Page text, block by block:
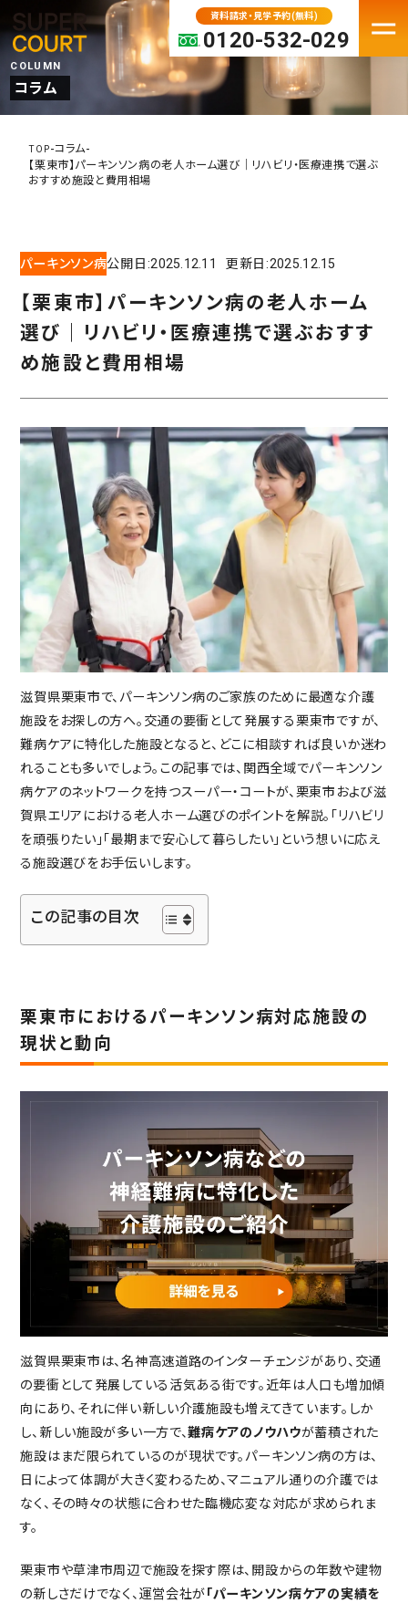
資料請求・見学予約(無料)
0120-532-029
京都の老人ホーム・介護施設
兵庫の老人ホーム・介護施設
奈良の老人ホーム・介護施設
滋賀の老人ホーム・介護施設
入居検討中の方へ
入居の流れ
お客様の声
見学レポート
よくある質問
不動産・相続のサポート（外部サ
ービス）
FEATURE
スーパー・コートの特徴
ホスピタリティ
安心の医療体制
認知症ケア
リハビリ・トレーニング
おいしい食事・水・空気
イベント・アクティビティ
社会からの評価
スーパー・コートについて
スーパー・コートとは
NEWS・INFORMATION
新着情報
コラム
施設ブログ
建築候補地募集のお知らせ
実務経験証明書発行の
手続きについて
重要事項説明書・
情報開示事項一覧
プライバシーポリシー
RECRUIT
トップページ
COLUMN
コラム
TOP-コラム-
【栗東市】パーキンソン病の老人ホーム選び｜リハビリ・医療連携で選ぶ
おすすめ施設と費用相場
パーキンソン病公開日:2025.12.11 更新日:2025.12.15
【栗東市】パーキンソン病の老人ホーム
選び｜リハビリ・医療連携で選ぶおすす
め施設と費用相場
滋賀県栗東市で、パーキンソン病のご家族のために最適な介護
施設をお探しの方へ。交通の要衝として発展する栗東市ですが、
難病ケアに特化した施設となると、どこに相談すれば良いか迷わ
れることも多いでしょう。この記事では、関西全域でパーキンソン
病ケアのネットワークを持つスーパー・コートが、栗東市および滋
賀県エリアにおける老人ホーム選びのポイントを解説。「リハビリ
を頑張りたい」「最期まで安心して暮らしたい」という想いに応え
る施設選びをお手伝いします。
この記事の目次
栗東市におけるパーキンソン病対応施設の
現状と動向
滋賀県栗東市は、名神高速道路のインターチェンジがあり、交通
の要衝として発展している活気ある街です。近年は人口も増加傾
向にあり、それに伴い新しい介護施設も増えてきています。しか
し、新しい施設が多い一方で、難病ケアのノウハウが蓄積された
施設はまだ限られているのが現状です。パーキンソン病の方は、
日によって体調が大きく変わるため、マニュアル通りの介護では
なく、その時々の状態に合わせた臨機応変な対応が求められま
す。
栗東市や草津市周辺で施設を探す際は、開設からの年数や建物
の新しさだけでなく、運営会社が「パーキンソン病ケアの実績を